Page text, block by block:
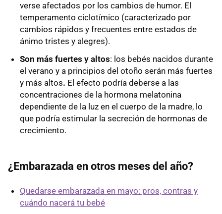
verse afectados por los cambios de humor. El
temperamento ciclotímico (caracterizado por
cambios rápidos y frecuentes entre estados de
ánimo tristes y alegres).
Son más fuertes y altos: los bebés nacidos durante
el verano y a principios del otoño serán más fuertes
y más altos. El efecto podría deberse a las
concentraciones de la hormona melatonina
dependiente de la luz en el cuerpo de la madre, lo
que podría estimular la secreción de hormonas de
crecimiento.
¿Embarazada en otros meses del año?
Quedarse embarazada en mayo: pros, contras y
cuándo nacerá tu bebé